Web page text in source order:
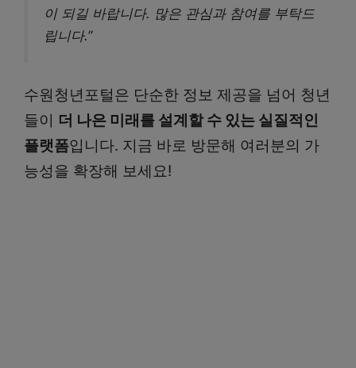
이 되길 바랍니다. 많은 관심과 참여를 부탁드
립니다.”
수원청년포털은 단순한 정보 제공을 넘어 청년
들이 더 나은 미래를 설계할 수 있는 실질적인
플랫폼입니다. 지금 바로 방문해 여러분의 가
능성을 확장해 보세요!